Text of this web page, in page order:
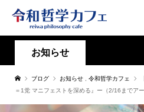
お知らせ
ブログ お知らせ 令和哲学カフェ
＝1党 マニフェストを深める』ー（2/16までアー